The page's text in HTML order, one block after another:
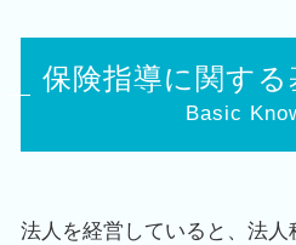
保険指導に関する
Basic
法人を経営していると、法